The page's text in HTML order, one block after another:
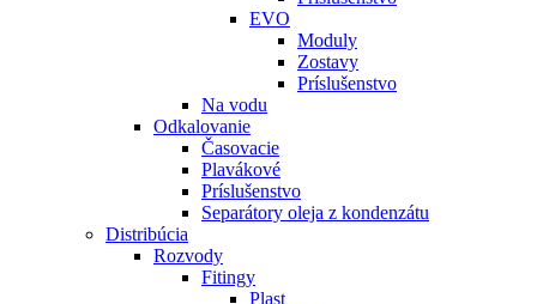
EVO
Moduly
Zostavy
Príslušenstvo
Na vodu
Odkalovanie
Časovacie
Plavákové
Príslušenstvo
Separátory oleja z kondenzátu
Distribúcia
Rozvody
Fitingy
Plast